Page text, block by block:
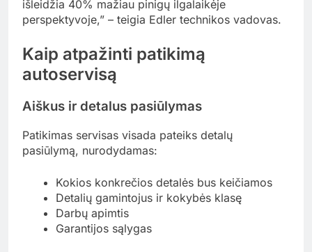
išleidžia 40% mažiau pinigų ilgalaikėje
perspektyvoje,” – teigia Edler technikos vadovas.
Kaip atpažinti patikimą
autoservisą
Aiškus ir detalus pasiūlymas
Patikimas servisas visada pateiks detalų
pasiūlymą, nurodydamas:
Kokios konkrečios detalės bus keičiamos
Detalių gamintojus ir kokybės klasę
Darbų apimtis
Garantijos sąlygas